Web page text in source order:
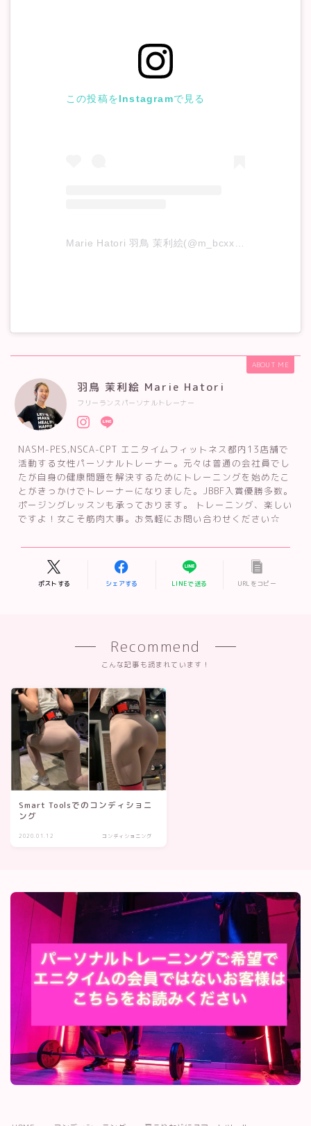
この投稿をInstagramで見る
ABOUT ME
羽鳥 茉利絵 Marie Hatori
フリーランスパーソナルトレーナー
NASM-PES,NSCA-CPT エニタイムフィットネス都内13店舗で
活動する女性パーソナルトレーナー。元々は普通の会社員でし
たが自身の健康問題を解決するためにトレーニングを始めたこ
とがきっかけでトレーナーになりました。JBBF入賞優勝多数。
ポージングレッスンも承っております。 トレーニング、楽しい
ですよ！女こそ筋肉大事。お気軽にお問い合わせください☆
ポストする シェアする LINEで送る URLをコピー
Recommend
こんな記事も読まれています！
Smart Toolsでのコンディショニ
ング
2020.01.12 コンディショニング